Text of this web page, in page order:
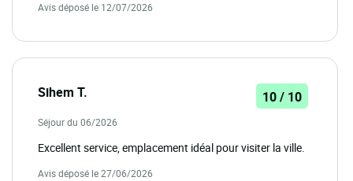
Avis déposé le 12/07/2026
Sihem T. 10 / 10
Séjour du 06/2026
Excellent service, emplacement idéal pour visiter la ville.
Avis déposé le 27/06/2026